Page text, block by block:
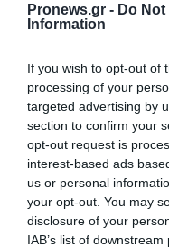
Pronews.gr - Do
Information
If you wish to opt-out of
processing of your
targeted advertising by
section to confirm your
opt-out request is
interest-based ads
us or personal
your opt-out. You may
disclosure of your
IAB’s list of
PRONEWS.GR /ΚΟΙΝΩΝΙΑ